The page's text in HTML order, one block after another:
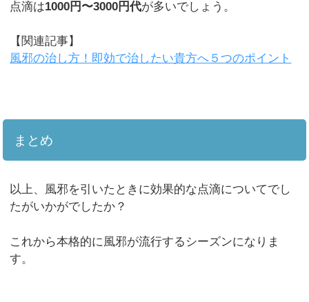
点滴は1000円〜3000円代が多いでしょう。
【関連記事】
風邪の治し方！即効で治したい貴方へ５つのポイント
まとめ
以上、風邪を引いたときに効果的な点滴についてでし
たがいかがでしたか？
これから本格的に風邪が流行するシーズンになりま
す。